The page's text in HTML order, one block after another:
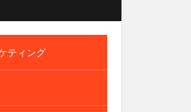
ティング